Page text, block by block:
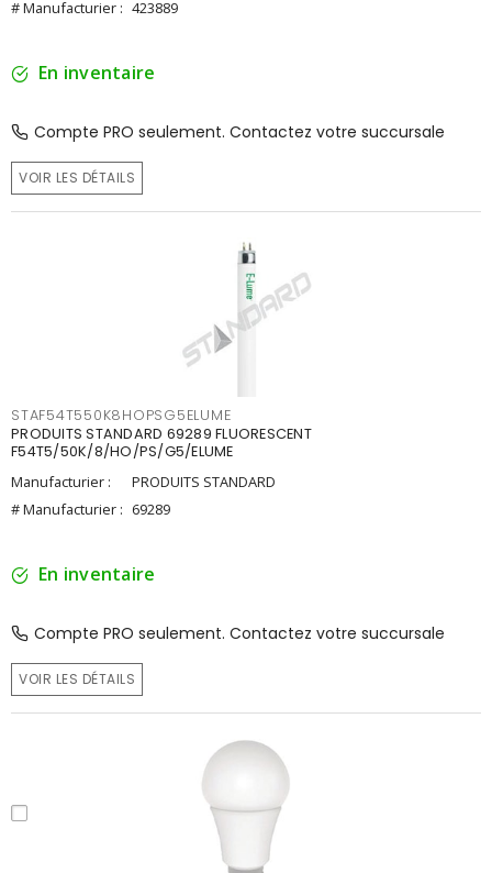
# Manufacturier : 423889
En inventaire
Compte PRO seulement. Contactez votre succursale
VOIR LES DÉTAILS
STAF54T550K8HOPSG5ELUME
PRODUITS STANDARD 69289 FLUORESCENT
F54T5/50K/8/HO/PS/G5/ELUME
Manufacturier :
PRODUITS STANDARD
# Manufacturier : 69289
En inventaire
Compte PRO seulement. Contactez votre succursale
VOIR LES DÉTAILS